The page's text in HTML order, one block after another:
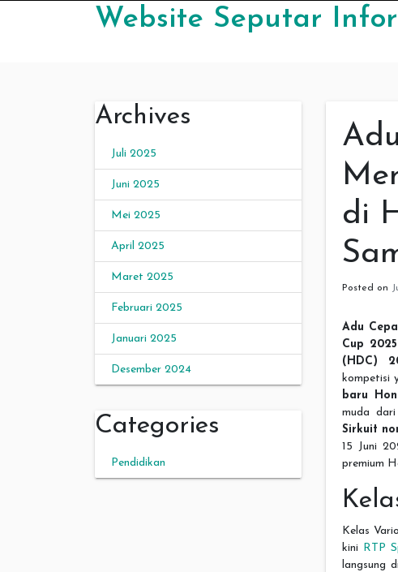
Website Seputar
Archives
Juli 2025
Juni 2025
Mei 2025
April 2025
Maret 2025
Februari 2025
Januari 2025
Desember 2024
Categories
Pendidikan
di
Posted on
Adu
Cup
(HDC)
kompetisi
baru
muda
Sirkuit
15 Juni
premium
Kelas
kini
RTP
langsung